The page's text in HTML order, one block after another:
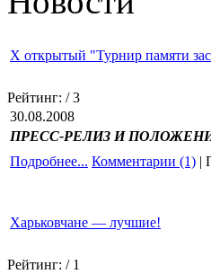
X открытый "Турнир памяти
Рейтинг: / 3
30.08.2008
ПРЕСС-РЕЛИЗ И
Подробнее... Комментарии (1) |
Харьковчане — лучшие!
Рейтинг: / 1